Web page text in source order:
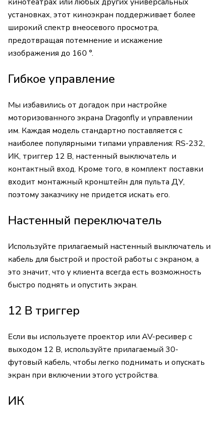
кинотеатрах или любых других универсальных
установках, этот киноэкран поддерживает более
широкий спектр внеосевого просмотра,
предотвращая потемнение и искажение
изображения до 160 °.
Гибкое управление
Мы избавились от догадок при настройке
моторизованного экрана Dragonfly и управлении
им. Каждая модель стандартно поставляется с
наиболее популярными типами управления: RS-232,
ИК, триггер 12 В, настенный выключатель и
контактный вход. Кроме того, в комплект поставки
входит монтажный кронштейн для пульта ДУ,
поэтому заказчику не придется искать его.
Настенный переключатель
Используйте прилагаемый настенный выключатель и
кабель для быстрой и простой работы с экраном, а
это значит, что у клиента всегда есть возможность
быстро поднять и опустить экран.
12 В триггер
Если вы используете проектор или AV-ресивер с
выходом 12 В, используйте прилагаемый 30-
футовый кабель, чтобы легко поднимать и опускать
экран при включении этого устройства.
ИК